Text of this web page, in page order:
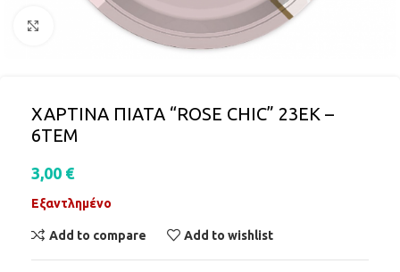
Click to enlarge
ΧΑΡΤΙΝΑ ΠΙΑΤΑ “ROSE CHIC” 23ΕΚ –
6ΤΕΜ
3,00 €
Εξαντλημένο
Add to compare Add to wishlist